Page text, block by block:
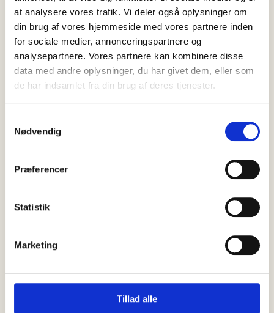
at analysere vores trafik. Vi deler også oplysninger om
din brug af vores hjemmeside med vores partnere inden
for sociale medier, annonceringspartnere og
analysepartnere. Vores partnere kan kombinere disse
data med andre oplysninger, du har givet dem, eller som
de har indsamlet fra din brug af deres tjenester.
Nødvendig
Præferencer
Statistik
Marketing
Tillad alle
SENESTENYT
09 august, 2026 Nyheder
Travlt døgn for byens helte: Brand